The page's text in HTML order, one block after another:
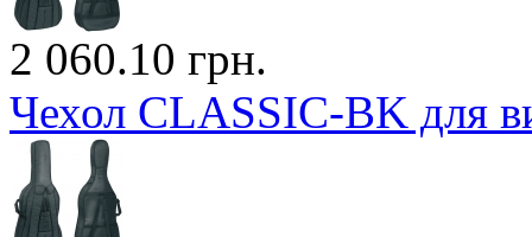
2 060.10 грн.
Чехол CLASSIC-BK для